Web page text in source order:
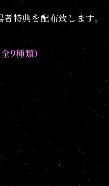
特典を配布致します。
9種類）